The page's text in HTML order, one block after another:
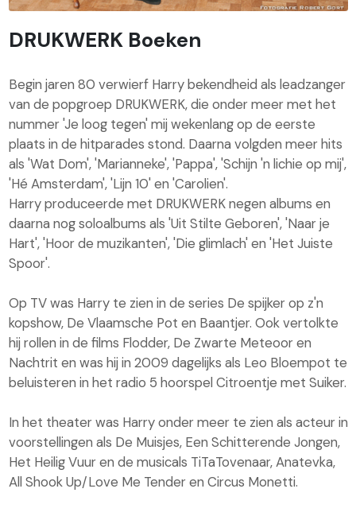
DRUKWERK Boeken
Begin jaren 80 verwierf Harry bekendheid als leadzanger
van de popgroep DRUKWERK, die onder meer met het
nummer 'Je loog tegen' mij wekenlang op de eerste
plaats in de hitparades stond. Daarna volgden meer hits
als 'Wat Dom', 'Marianneke', 'Pappa', 'Schijn 'n lichie op mij',
'Hé Amsterdam', 'Lijn 10' en 'Carolien'.
Harry produceerde met DRUKWERK negen albums en
daarna nog soloalbums als 'Uit Stilte Geboren', 'Naar je
Hart', 'Hoor de muzikanten', 'Die glimlach' en 'Het Juiste
Spoor'.
Op TV was Harry te zien in de series De spijker op z'n
kopshow, De Vlaamsche Pot en Baantjer. Ook vertolkte
hij rollen in de films Flodder, De Zwarte Meteoor en
Nachtrit en was hij in 2009 dagelijks als Leo Bloempot te
beluisteren in het radio 5 hoorspel Citroentje met Suiker.
In het theater was Harry onder meer te zien als acteur in
voorstellingen als De Muisjes, Een Schitterende Jongen,
Het Heilig Vuur en de musicals TiTaTovenaar, Anatevka,
All Shook Up/Love Me Tender en Circus Monetti.